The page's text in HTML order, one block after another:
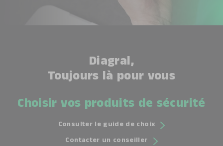
Diagral,
Toujours là pour vous
Choisir vos produits de sécurité
Consulter le guide de choix
Contacter un conseiller